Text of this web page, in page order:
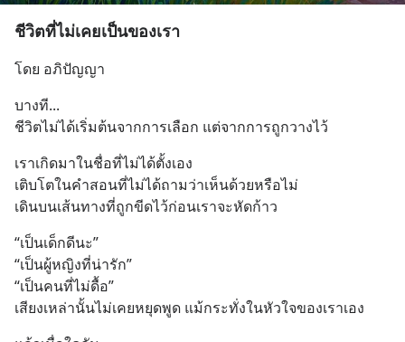
ชีวิตที่ไม่เคยเป็นของเรา
โดย อภิปัญญา
บางที...
ชีวิตไม่ได้เริ่มต้นจากการเลือก แต่จากการถูกวางไว้
เราเกิดมาในชื่อที่ไม่ได้ตั้งเอง
เติบโตในคำสอนที่ไม่ได้ถามว่าเห็นด้วยหรือไม่
เดินบนเส้นทางที่ถูกขีดไว้ก่อนเราจะหัดก้าว
“เป็นเด็กดีนะ”
“เป็นผู้หญิงที่น่ารัก”
“เป็นคนที่ไม่ดื้อ”
เสียงเหล่านั้นไม่เคยหยุดพูด แม้กระทั่งในหัวใจของเราเอง